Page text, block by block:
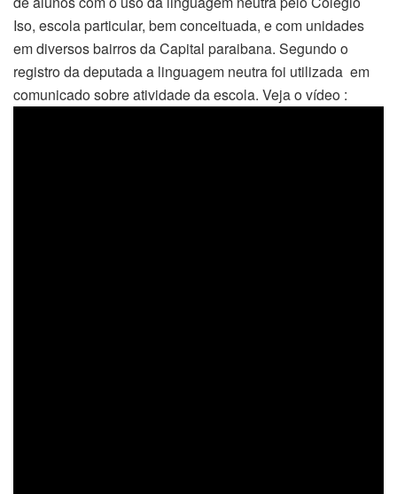
Iso, escola particular, bem conceituada, e com unidades
em diversos bairros da Capital paraibana. Segundo o
registro da deputada a linguagem neutra foi utilizada em
comunicado sobre atividade da escola. Veja o vídeo :